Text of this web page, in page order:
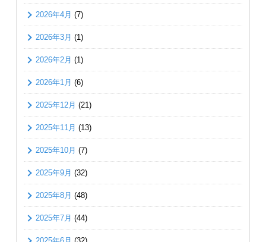
2026年4月 (7)
2026年3月 (1)
2026年2月 (1)
2026年1月 (6)
2025年12月 (21)
2025年11月 (13)
2025年10月 (7)
2025年9月 (32)
2025年8月 (48)
2025年7月 (44)